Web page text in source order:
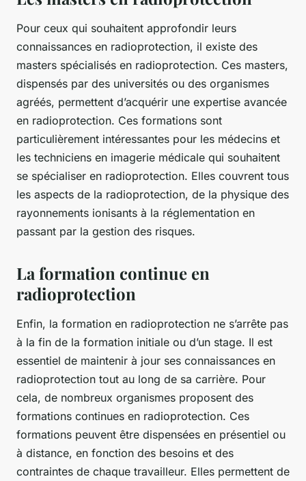
Pour ceux qui souhaitent approfondir leurs
connaissances en radioprotection, il existe des
masters spécialisés en radioprotection. Ces masters,
dispensés par des universités ou des organismes
agréés, permettent d’acquérir une expertise avancée
en radioprotection. Ces formations sont
particulièrement intéressantes pour les médecins et
les techniciens en imagerie médicale qui souhaitent
se spécialiser en radioprotection. Elles couvrent tous
les aspects de la radioprotection, de la physique des
rayonnements ionisants à la réglementation en
passant par la gestion des risques.
La formation continue en
radioprotection
Enfin, la formation en radioprotection ne s’arrête pas
à la fin de la formation initiale ou d’un stage. Il est
essentiel de maintenir à jour ses connaissances en
radioprotection tout au long de sa carrière. Pour
cela, de nombreux organismes proposent des
formations continues en radioprotection. Ces
formations peuvent être dispensées en présentiel ou
à distance, en fonction des besoins et des
contraintes de chaque travailleur. Elles permettent de